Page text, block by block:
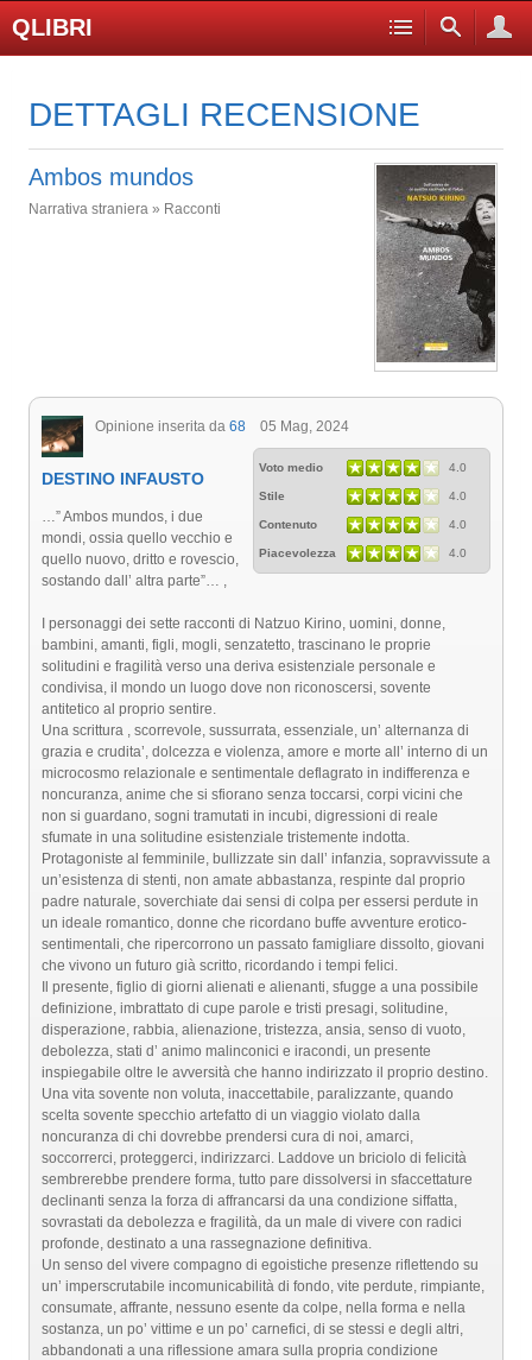
QLIBRI
DETTAGLI RECENSIONE
Ambos mundos
Narrativa straniera » Racconti
Opinione inserita da 68 05 Mag, 2024
Voto medio 4.0
Stile 4.0
Contenuto 4.0
Piacevolezza 4.0
DESTINO INFAUSTO
…” Ambos mundos, i due
mondi, ossia quello vecchio e
quello nuovo, dritto e rovescio,
sostando dall’ altra parte”… ,
I personaggi dei sette racconti di Natzuo Kirino, uomini, donne,
bambini, amanti, figli, mogli, senzatetto, trascinano le proprie
solitudini e fragilità verso una deriva esistenziale personale e
condivisa, il mondo un luogo dove non riconoscersi, sovente
antitetico al proprio sentire.
Una scrittura , scorrevole, sussurrata, essenziale, un’ alternanza di
grazia e crudita’, dolcezza e violenza, amore e morte all’ interno di un
microcosmo relazionale e sentimentale deflagrato in indifferenza e
noncuranza, anime che si sfiorano senza toccarsi, corpi vicini che
non si guardano, sogni tramutati in incubi, digressioni di reale
sfumate in una solitudine esistenziale tristemente indotta.
Protagoniste al femminile, bullizzate sin dall’ infanzia, sopravvissute a
un’esistenza di stenti, non amate abbastanza, respinte dal proprio
padre naturale, soverchiate dai sensi di colpa per essersi perdute in
un ideale romantico, donne che ricordano buffe avventure erotico-
sentimentali, che ripercorrono un passato famigliare dissolto, giovani
che vivono un futuro già scritto, ricordando i tempi felici.
Il presente, figlio di giorni alienati e alienanti, sfugge a una possibile
definizione, imbrattato di cupe parole e tristi presagi, solitudine,
disperazione, rabbia, alienazione, tristezza, ansia, senso di vuoto,
debolezza, stati d’ animo malinconici e iracondi, un presente
inspiegabile oltre le avversità che hanno indirizzato il proprio destino.
Una vita sovente non voluta, inaccettabile, paralizzante, quando
scelta sovente specchio artefatto di un viaggio violato dalla
noncuranza di chi dovrebbe prendersi cura di noi, amarci,
soccorrerci, proteggerci, indirizzarci. Laddove un briciolo di felicità
sembrerebbe prendere forma, tutto pare dissolversi in sfaccettature
declinanti senza la forza di affrancarsi da una condizione siffatta,
sovrastati da debolezza e fragilità, da un male di vivere con radici
profonde, destinato a una rassegnazione definitiva.
Un senso del vivere compagno di egoistiche presenze riflettendo su
un’ imperscrutabile incomunicabilità di fondo, vite perdute, rimpiante,
consumate, affrante, nessuno esente da colpe, nella forma e nella
sostanza, un po’ vittime e un po’ carnefici, di se stessi e degli altri,
abbandonati a una riflessione amara sulla propria condizione